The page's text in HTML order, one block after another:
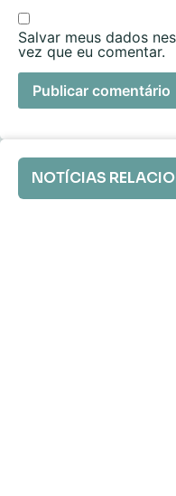
Salvar meus dados
vez que eu comentar.
NOTÍCIAS